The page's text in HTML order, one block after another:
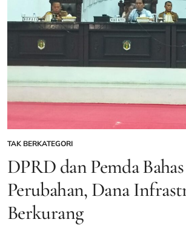
POSTED
IN
TAK BERKATEGORI
DPRD dan Pemda
Perubahan, Dana
Berkurang